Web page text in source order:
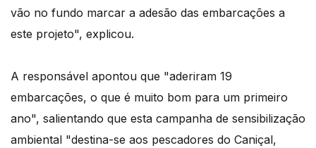
vão no fundo marcar a adesão das embarcações a
este projeto", explicou.
A responsável apontou que "aderiram 19
embarcações, o que é muito bom para um primeiro
ano", salientando que esta campanha de sensibilização
ambiental "destina-se aos pescadores do Caniçal,